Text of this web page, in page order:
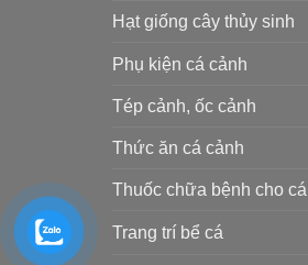
Hạt giống cây thủy sinh
Phụ kiện cá cảnh
Tép cảnh, ốc cảnh
Thức ăn cá cảnh
Thuốc chữa bệnh cho cá
Trang trí bể cá